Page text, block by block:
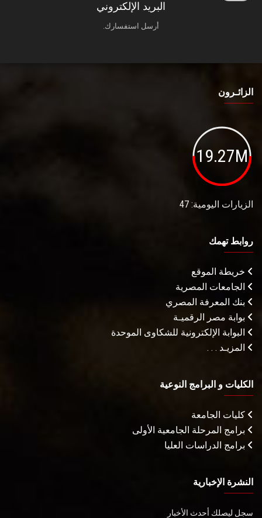
البريد الإلكتروني
أرسل استفسارك.
الزائـرون
19.27M
الزيارات اليومية: 47
روابط تهمك
خريطة الموقع
الجامعات المصرية
بنك المعرفة المصري
بوابة مصر الرقميـة
البوابة الإلكترونية للشكاوى الموحدة
المزيـد . . .
الكليات و البرامج النوعية
كليات الجامعة
برامج المرحلة الجامعية الأولى
برامج الدراسات العليا
النشرة الإخبارية
سجل ليصلك أحدث الأخبار